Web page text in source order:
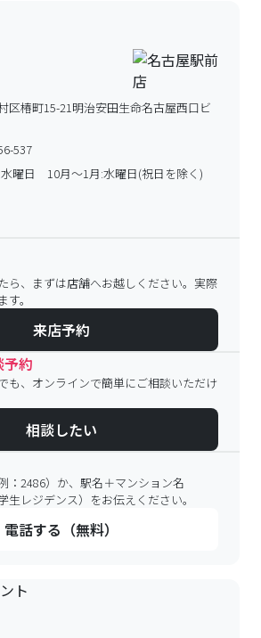
区椿町15-21明治安田生命名古屋西口ビ
537
曜日 10月～1月:水曜日(祝日を除く)
ら、まずは店舗へお越しください。実際
。
来店予約
約
も、オンラインで簡単にご相談いただけ
相談したい
：2486）か、駅名＋マンション名
生レジデンス）をお伝えください。
電話する（無料）